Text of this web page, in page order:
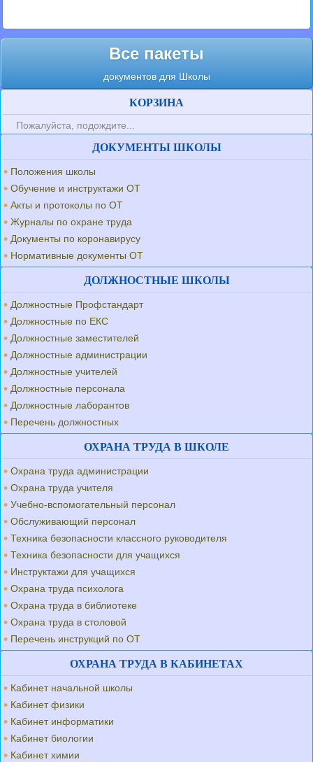
Все пакеты
документов для Школы
КОРЗИНА
Пожалуйста, подождите...
ДОКУМЕНТЫ ШКОЛЫ
Положения школы
Обучение и инструктажи ОТ
Акты и протоколы по ОТ
Журналы по охране труда
Документы по коронавирусу
Нормативные документы ОТ
ДОЛЖНОСТНЫЕ ШКОЛЫ
Должностные Профстандарт
Должностные по ЕКС
Должностные заместителей
Должностные администрации
Должностные учителей
Должностные персонала
Должностные лаборантов
Перечень должностных
ОХРАНА ТРУДА В ШКОЛЕ
Охрана труда администрации
Охрана труда учителя
Учебно-вспомогательный персонал
Обслуживающий персонал
Техника безопасности классного руководителя
Техника безопасности для учащихся
Инструктажи для учащихся
Охрана труда психолога
Охрана труда в библиотеке
Охрана труда в столовой
Перечень инструкций по ОТ
ОХРАНА ТРУДА В КАБИНЕТАХ
Кабинет начальной школы
Кабинет физики
Кабинет информатики
Кабинет биологии
Кабинет химии